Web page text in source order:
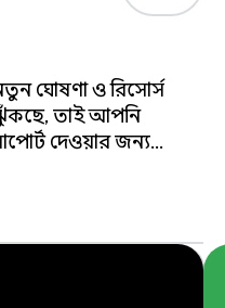
ঘোষণা ও রিসোর্স
তাই আপনি
দেওয়ার জন্য